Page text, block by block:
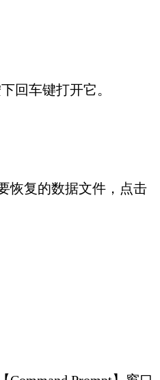
回车键打开它。
恢复的数据文件，点击